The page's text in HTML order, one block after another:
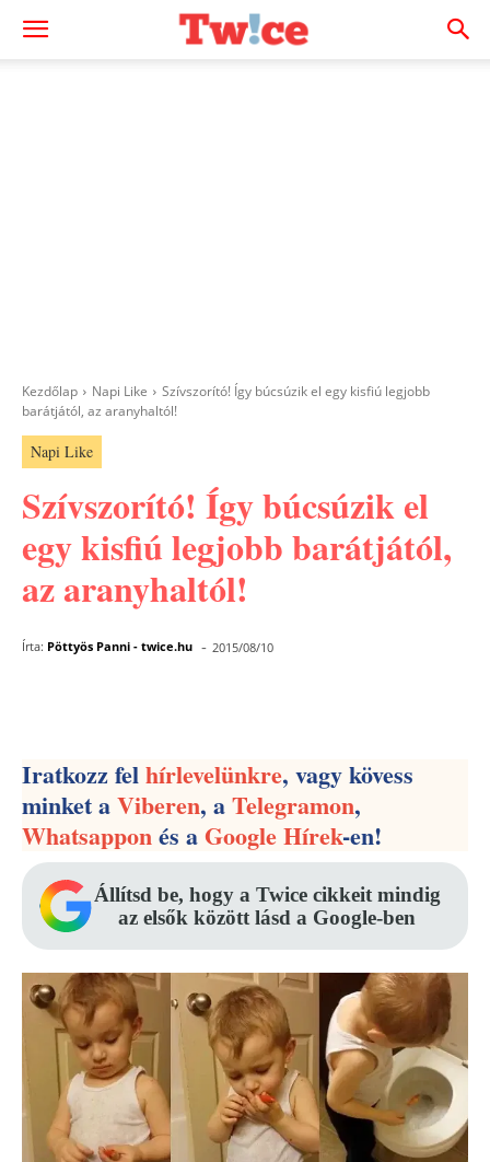
Kezdőlap Napi Like
Szívszorító! Így búcsúzik el egy kisfiú legjobb
barátjától, az aranyhaltól!
Napi Like
Szívszorító! Így búcsúzik el
egy kisfiú legjobb barátjától,
az aranyhaltól!
Írta: Pöttyös Panni - twice.hu - 2015/08/10
Iratkozz felhírlevelünkre, vagy kövess
minket aViberen, aTelegramon,
Whatsapponés aGoogle Hírek-en!
Állítsd be, hogy a Twice cikkeit mindig
az elsők között lásd a Google-ben